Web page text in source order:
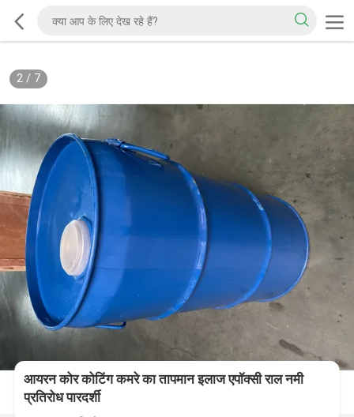
2/ 7
आयरन कोर कोटिंग कमरे का तापमान इलाज एपॉक्सी राल नमी
प्रतिरोध पारदर्शी